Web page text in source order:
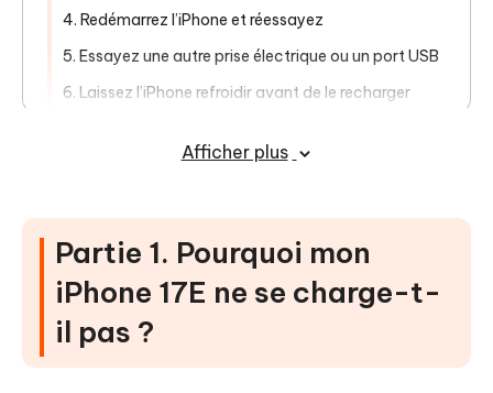
4. Redémarrez l’iPhone et réessayez
5. Essayez une autre prise électrique ou un port USB
6. Laissez l’iPhone refroidir avant de le recharger
charge pas
Afficher plus
Partie 1. Pourquoi mon
iPhone 17E ne se charge-t-
il pas ?